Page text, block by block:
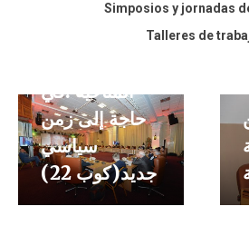
Simposios y jornadas
Talleres de
المناخية :في
حاجة إلى زمن
سياسي
جديد(كوب 22)
إسهامات